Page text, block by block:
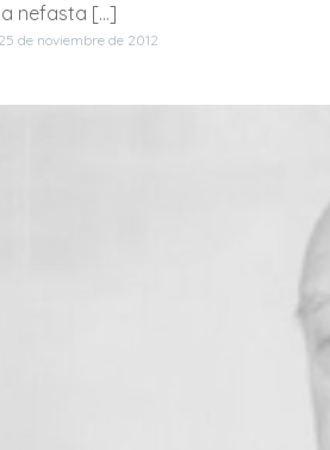
la nefasta […]
25 de noviembre de 2012